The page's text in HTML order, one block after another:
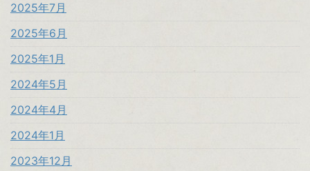
2025年7月
2025年6月
2025年1月
2024年5月
2024年4月
2024年1月
2023年12月